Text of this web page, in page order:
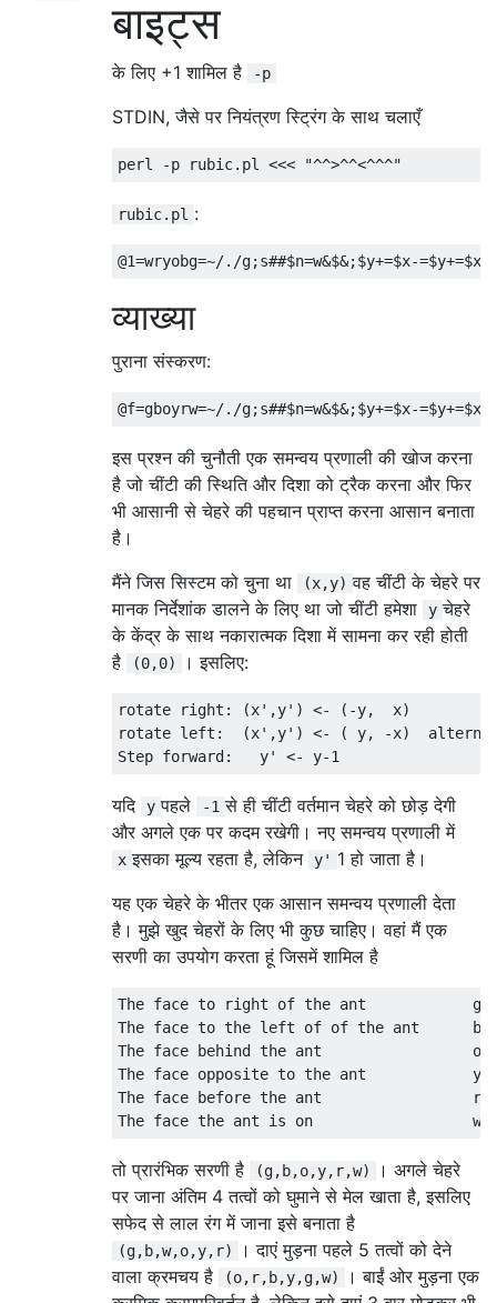
बाइट्स
के लिए +1 शामिल है -p
STDIN, जैसे पर नियंत्रण स्ट्रिंग के साथ चलाएँ
rubic.pl :
व्याख्या
पुराना संस्करण:
इस प्रश्न की चुनौती एक समन्वय प्रणाली की खोज करना
है जो चींटी की स्थिति और दिशा को ट्रैक करना और फिर
भी आसानी से चेहरे की पहचान प्राप्त करना आसान बनाता
है।
मैंने जिस सिस्टम को चुना था
(x,y) वह चींटी के चेहरे पर
मानक निर्देशांक डालने के लिए था जो चींटी हमेशा
y चेहरे
के केंद्र के साथ नकारात्मक दिशा में सामना कर रही होती
है
(0,0) । इसलिए:
rotate right: (x',y') <- (-y,  x)
rotate left:  (x',y') <- ( y, -x)
यदि y पहले -1 से ही चींटी वर्तमान चेहरे को छोड़ देगी
और अगले एक पर कदम रखेगी। नए समन्वय प्रणाली में
x इसका मूल्य रहता है, लेकिन y' 1 हो जाता है।
यह एक चेहरे के भीतर एक आसान समन्वय प्रणाली देता
है। मुझे खुद चेहरों के लिए भी कुछ चाहिए। वहां मैं एक
सरणी का उपयोग करता हूं जिसमें शामिल है
The face to right of the ant            g
The face to the left of of the ant      b
The face behind the ant                 o
The face opposite to the ant            y
The face before the ant                 r
तो प्रारंभिक सरणी है (g,b,o,y,r,w)
। अगले चेहरे
पर जाना अंतिम 4 तत्वों को घुमाने से मेल खाता है, इसलिए
सफेद से लाल रंग में जाना इसे बनाता है
(g,b,w,o,y,r)
। दाएं मुड़ना पहले 5 तत्वों को देने
वाला क्रमचय है
(o,r,b,y,g,w)
। बाईं ओर मुड़ना एक